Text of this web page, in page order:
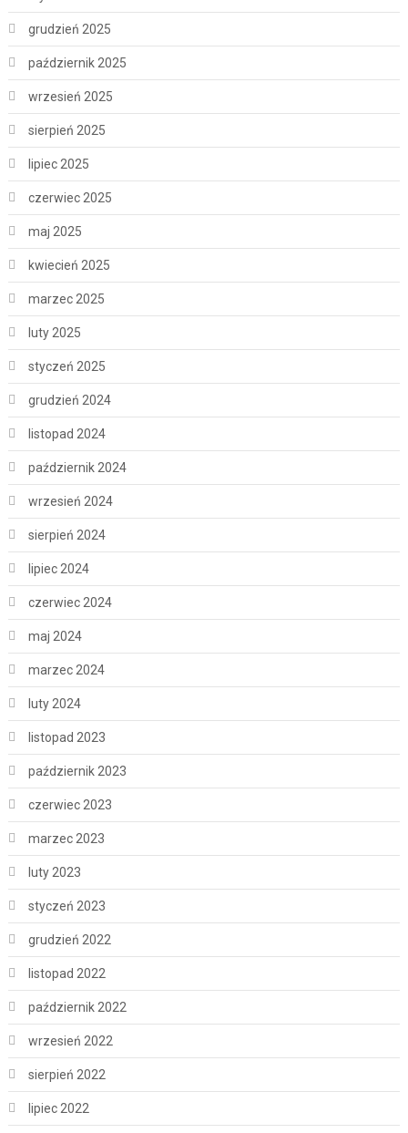
grudzień 2025
październik 2025
wrzesień 2025
sierpień 2025
lipiec 2025
czerwiec 2025
maj 2025
kwiecień 2025
marzec 2025
luty 2025
styczeń 2025
grudzień 2024
listopad 2024
październik 2024
wrzesień 2024
sierpień 2024
lipiec 2024
czerwiec 2024
maj 2024
marzec 2024
luty 2024
listopad 2023
październik 2023
czerwiec 2023
marzec 2023
luty 2023
styczeń 2023
grudzień 2022
listopad 2022
październik 2022
wrzesień 2022
sierpień 2022
lipiec 2022